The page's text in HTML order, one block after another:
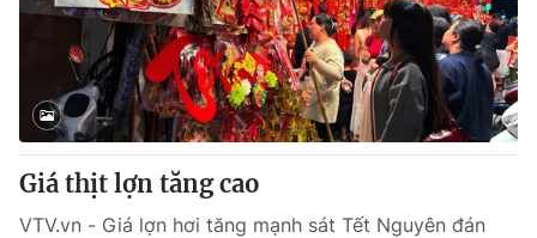
Giá thịt lợn tăng cao
VTV.vn - Giá lợn hơi tăng mạnh sát Tết Nguyên đán